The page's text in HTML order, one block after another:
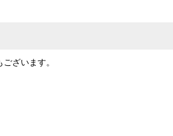
ざいます。